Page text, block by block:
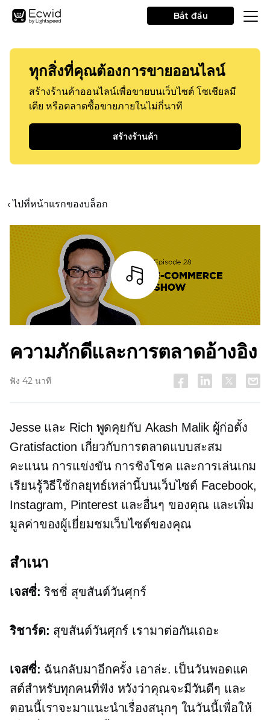
Bắt đầu
ทุกสิ่งที่คุณต้องการขายออนไลน์
สร้างร้านค้าออนไลน์เพื่อขายบนเว็บไซต์ โซเชียลมี
เดีย หรือตลาดซื้อขายภายในไม่กี่นาที
สร้างร้านค้า
‹ ไปที่หน้าแรกของบล็อก
ฟัง
ความภักดีและการตลาดอ้างอิง
ฟัง 42 นาที
Jesse และ Rich พูดคุยกับ Akash Malik ผู้ก่อตั้ง
Gratisfaction เกี่ยวกับการตลาดแบบสะสม
คะแนน การแข่งขัน การชิงโชค และการเล่นเกม
เรียนรู้วิธีใช้กลยุทธ์เหล่านี้บนเว็บไซต์ Facebook,
Instagram, Pinterest และอื่นๆ ของคุณ และเพิ่ม
มูลค่าของผู้เยี่ยมชมเว็บไซต์ของคุณ
สำเนา
เจสซี่: ริชชี่ สุขสันต์วันศุกร์
ริชาร์ด: สุขสันต์วันศุกร์ เรามาต่อกันเถอะ
เจสซี่: ฉันกลับมาอีกครั้ง เอาล่ะ. เป็นวันพอดแค
สต์สำหรับทุกคนที่ฟัง หวังว่าคุณจะมีวันดีๆ และ
ตอนนี้เราจะมาแนะนำเรื่องสนุกๆ ในวันนี้เพื่อให้